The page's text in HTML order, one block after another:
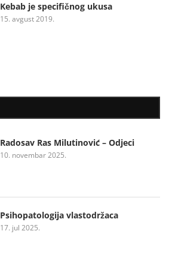
Kebab je specifičnog ukusa
15. avgust 2019.
Radosav Ras Milutinović – Odjeci
10. novembar 2025.
Psihopatologija vlastodržaca
17. jul 2025.